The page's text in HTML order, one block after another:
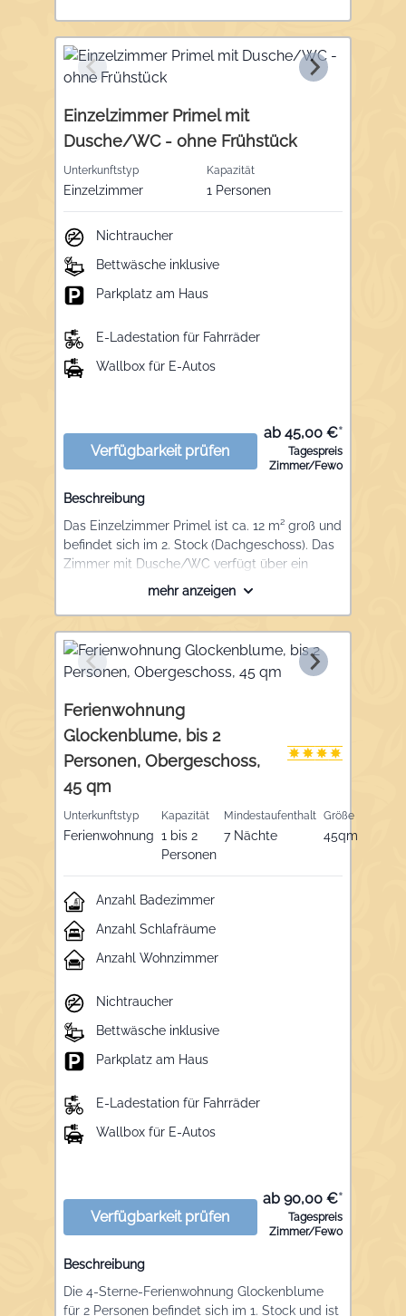
Einzelzimmer Primel mit
Dusche/WC - ohne Frühstück
Unterkunftstyp
Einzelzimmer
Kapazität
1 Personen
Nichtraucher
Bettwäsche inklusive
Parkplatz am Haus
E-Ladestation für Fahrräder
Wallbox für E-Autos
Verfügbarkeit prüfen
ab 45,00 €*
Tagespreis
Zimmer/Fewo
Beschreibung
Das Einzelzimmer Primel ist ca. 12 m² groß und
befindet sich im 2. Stock (Dachgeschoss). Das
Zimmer mit Dusche/WC verfügt über ein
Einzelbett, einen Schrank, kleiner Schreibtisch,
Flat-TV und W-LAN. Bettwäsche und
Handtücher sind inklusive. Wäsche vorhanden
und Betten bezogen. Im modernen
Aufenthaltsraum steht eine Kochgelegenheit
und Kühlschrank zur Mitbenutzung zur
Samstag an Werktagen möglich.
mehr anzeigen
Ferienwohnung
Glockenblume, bis 2
Personen, Obergeschoss,
45 qm
Unterkunftstyp
Ferienwohnung
Kapazität
1 bis 2
Personen
Mindestaufenthalt
7 Nächte
Größe
45qm
Anzahl Badezimmer
Anzahl Schlafräume
Anzahl Wohnzimmer
Nichtraucher
Bettwäsche inklusive
Parkplatz am Haus
E-Ladestation für Fahrräder
Wallbox für E-Autos
Verfügbarkeit prüfen
ab 90,00 €*
Tagespreis
Zimmer/Fewo
Beschreibung
Die 4-Sterne-Ferienwohnung Glockenblume
für 2 Personen befindet sich im 1. Stock und ist